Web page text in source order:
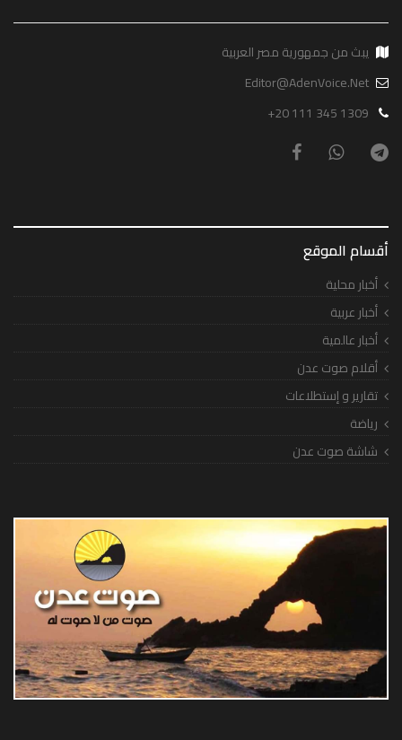
يبث من جمهورية مصر العربية
Editor@AdenVoice.Net
+20 111 345 1309
أقسام الموقع
أخبار محلية
أخبار عربية
أخبار عالمية
أقلام صوت عدن
تقارير و إستطلاعات
رياضة
شاشة صوت عدن